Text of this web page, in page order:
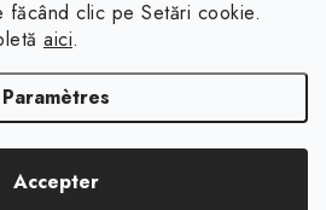
făcând clic pe Setări cookie.
aici.
Paramètres
Accepter
droits réservés.Modifier les paramètres des
cookies